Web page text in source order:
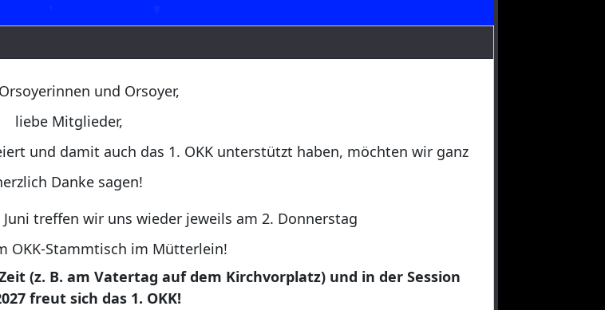
und Orsoyer,
liebe Mitglieder,
und damit auch das 1. OKK unterstützt haben, möchten wir ganz
Danke sagen!
treffen wir uns wieder jeweils am 2. Donnerstag
OKK-Stammtisch im Mütterlein!
(z. B. am Vatertag auf dem Kirchvorplatz) und in der Session
freut sich das 1. OKK!